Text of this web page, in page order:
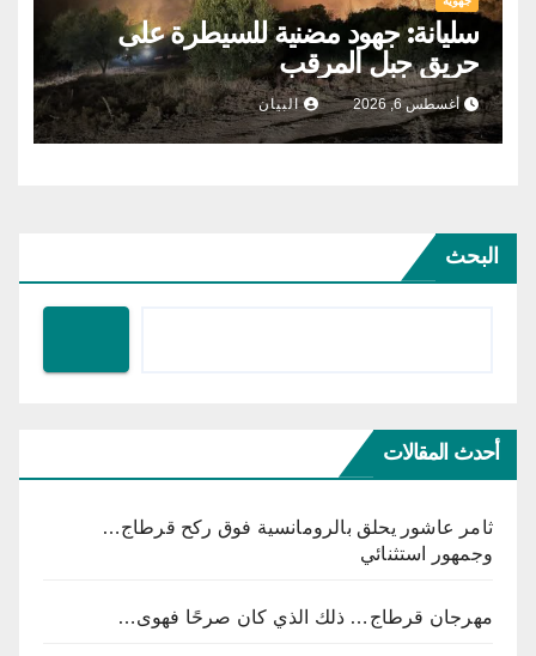
سليانة: جهود مضنية للسيطرة على
حريق جبل المرقب
أغسطس 6, 2026 البيان
البحث
أحدث المقالات
ثامر عاشور يحلق بالرومانسية فوق ركح قرطاج…
وجمهور استثنائي
مهرجان قرطاج… ذلك الذي كان صرحًا فهوى…